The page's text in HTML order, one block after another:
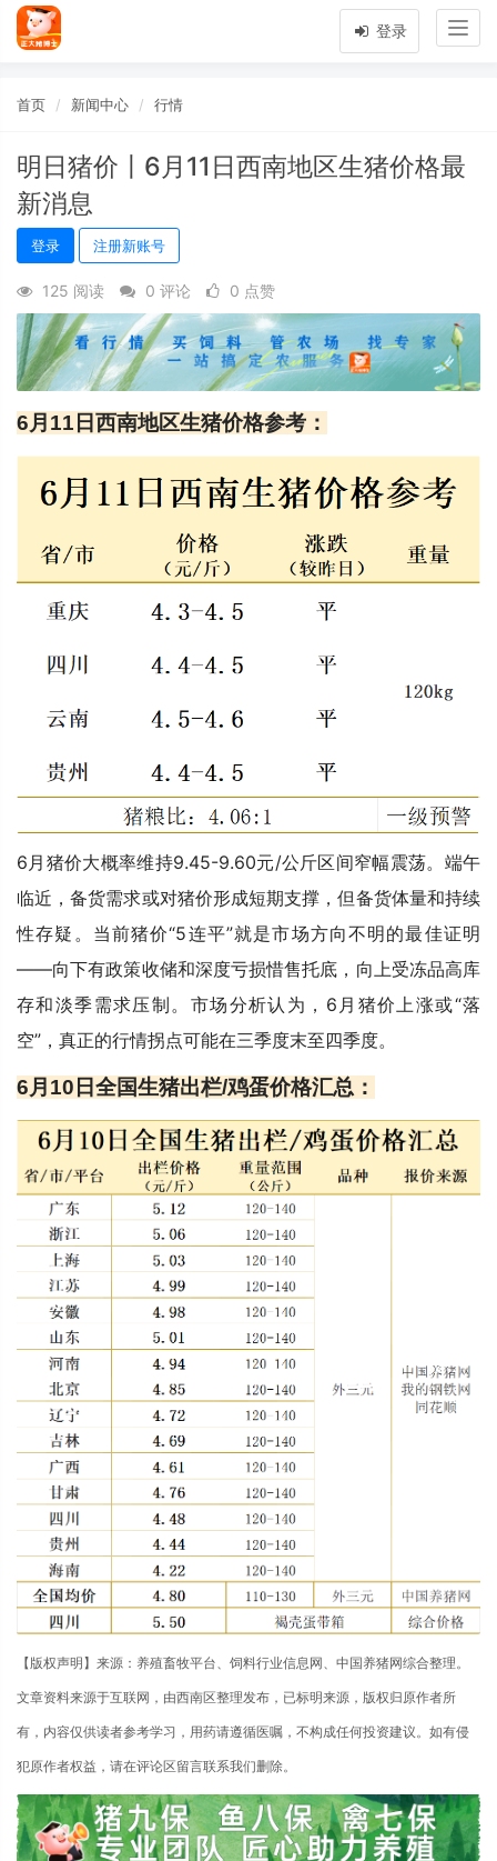
登录
首页 新闻中心 行情
明日猪价〡6月11日西南地区生猪价格最
新消息
登录 注册新账号
125 阅读 0 评论 0 点赞
6月11日西南地区生猪价格参考：
6月猪价大概率维持9.45-9.60元/公斤区间窄幅震荡。端午
临近，备货需求或对猪价形成短期支撑，但备货体量和持续
性存疑。当前猪价“5连平”就是市场方向不明的最佳证明
——向下有政策收储和深度亏损惜售托底，向上受冻品高库
存和淡季需求压制。市场分析认为，6月猪价上涨或“落
空”，真正的行情拐点可能在三季度末至四季度。
6月10日全国生猪出栏/鸡蛋价格汇总：
【版权声明】来源：养殖畜牧平台、饲料行业信息网、中国养猪网综合整理。
文章资料来源于互联网，由西南区整理发布，已标明来源，版权归原作者所
有，内容仅供读者参考学习，用药请遵循医嘱，不构成任何投资建议。如有侵
犯原作者权益，请在评论区留言联系我们删除。